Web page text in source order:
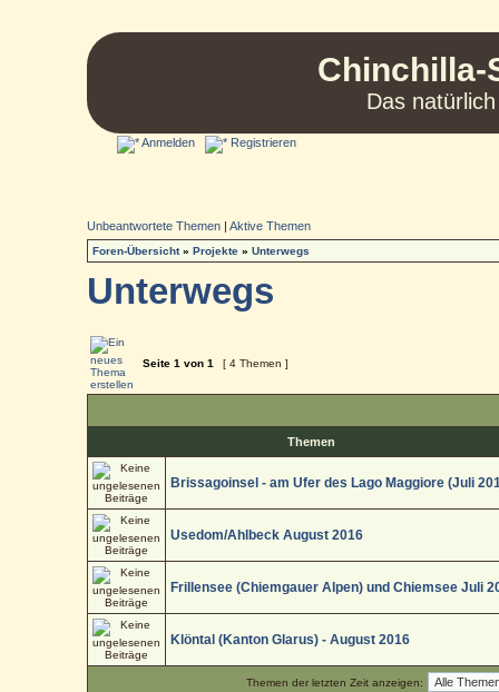
Chinchilla-
Das
Anmelden Registrieren
Unbeantwortete Themen |Aktive Themen
Foren-Übersicht»Projekte »Unterwegs
Unterwegs
Seite1 von1 [ 4 Themen ]
Themen
Brissagoinsel - am Ufer des Lago Maggiore (Juli
Usedom/Ahlbeck August 2016
Frillensee (Chiemgauer Alpen) und Chiemsee Juli
Klöntal (Kanton Glarus) - August 2016
Themen der letzten Zeit anzeigen: